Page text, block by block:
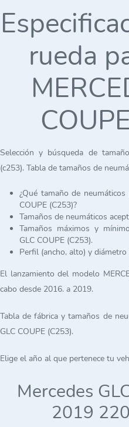
rueda
Selección y búsqueda de
(c253). Tabla de tamaños de
¿Qué tamaño de
COUPE (C253)?
Tamaños de neumáticos
Tamaños máximos y
GLC COUPE (C253).
Perfil (ancho, alto) y
El lanzamiento del modelo
cabo desde 2016. a 2019.
Tabla de fábrica y tamaños de
GLC COUPE (C253).
Elige el año al que pertenece tu
Mercedes
2019